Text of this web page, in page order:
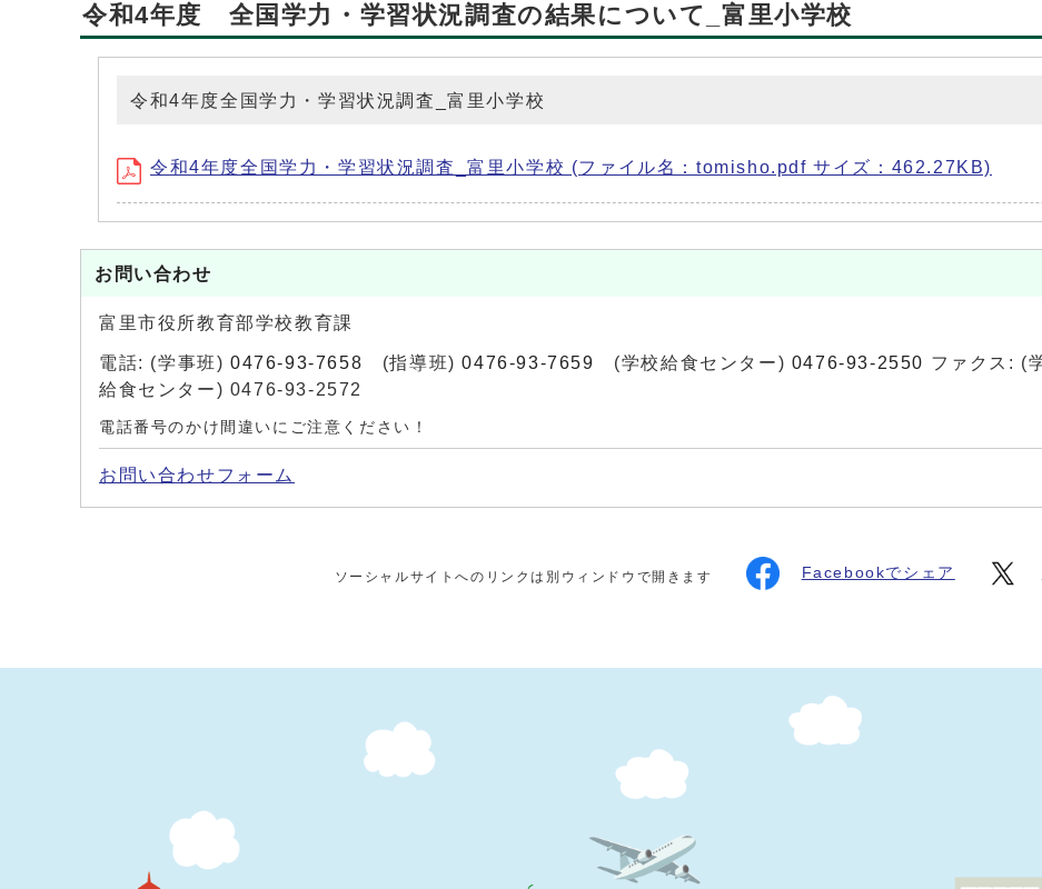
令和4年度 全国学力・学習状況調査の結果について_富里小学校
令和4年度全国学力・学習状況調査_富里小学校
令和4年度全国学力・学習状況調査_富里小学校 (ファイル名：tomisho.pdf サイズ：462.27KB)
お問い合わせ
富里市役所教育部学校教育課
電話: (学事班) 0476-93-7658 (指導班)0476-93-7659 (学校給食センター) 0476-93-2550 ファクス: (
給食センター) 0476-93-2572
電話番号のかけ間違いにご注意ください！
お問い合わせフォーム
ソーシャルサイトへのリンクは別ウィンドウで開きます Facebookでシェア